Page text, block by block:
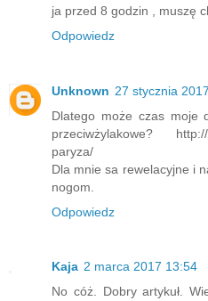
ja przed 8 godzin , muszę
Odpowiedz
Unknown 27 stycznia
Dlatego może czas moje
przeciwżylakowe? http://
paryza/
Dla mnie sa rewelacyjne i
nogom.
Odpowiedz
Kaja 2 marca 2017 13:54
No cóż. Dobry artykuł.